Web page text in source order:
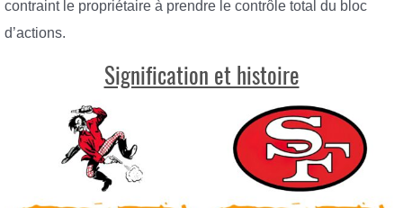
contraint le propriétaire à prendre le contrôle total du bloc
d’actions.
Signification et histoire